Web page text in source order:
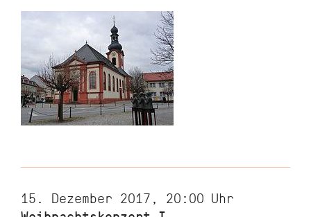
15. Dezember 2017, 20:00 Uhr